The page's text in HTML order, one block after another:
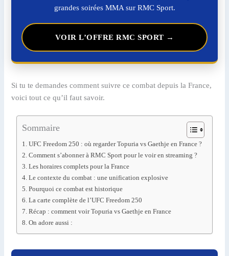
grandes soirées MMA sur RMC Sport.
VOIR L’OFFRE RMC SPORT →
Si tu te demandes comment suivre ce combat depuis la France,
voici tout ce qu’il faut savoir.
Sommaire
UFC Freedom 250 : où regarder Topuria vs Gaethje en France ?
Comment s’abonner à RMC Sport pour le voir en streaming ?
Les horaires complets pour la France
Le contexte du combat : une unification explosive
Pourquoi ce combat est historique
La carte complète de l’UFC Freedom 250
Récap : comment voir Topuria vs Gaethje en France
On adore aussi :